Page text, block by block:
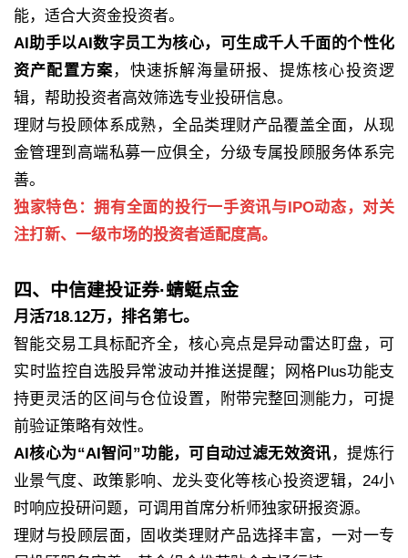
能，适合大资金投资者。
AI助手以AI数字员工为核心，可生成千人千面的个性化
资产配置方案，快速拆解海量研报、提炼核心投资逻
辑，帮助投资者高效筛选专业投研信息。
理财与投顾体系成熟，全品类理财产品覆盖全面，从现
金管理到高端私募一应俱全，分级专属投顾服务体系完
善。
独家特色：拥有全面的投行一手资讯与IPO动态，对关
注打新、一级市场的投资者适配度高。
四、中信建投证券·蜻蜓点金
月活718.12万，排名第七。
智能交易工具标配齐全，核心亮点是异动雷达盯盘，可
实时监控自选股异常波动并推送提醒；网格Plus功能支
持更灵活的区间与仓位设置，附带完整回测能力，可提
前验证策略有效性。
AI核心为“AI智问”功能，可自动过滤无效资讯，提炼行
业景气度、政策影响、龙头变化等核心投资逻辑，24小
时响应投研问题，可调用首席分析师独家研报资源。
理财与投顾层面，固收类理财产品选择丰富，一对一专